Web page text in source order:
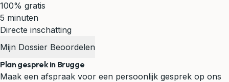
100% gratis
5 minuten
Directe inschatting
Mijn Dossier Beoordelen
Plan gesprek in Brugge
Maak een afspraak voor een persoonlijk gesprek op ons